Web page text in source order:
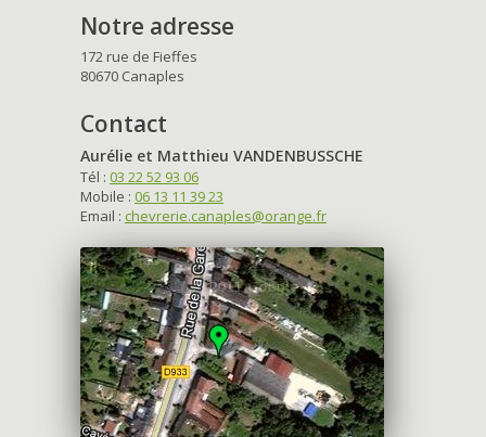
Notre adresse
172 rue de Fieffes
80670 Canaples
Contact
Aurélie et Matthieu VANDENBUSSCHE
Tél : 03 22 52 93 06
Mobile : 06 13 11 39 23
Email : chevrerie.canaples@orange.fr